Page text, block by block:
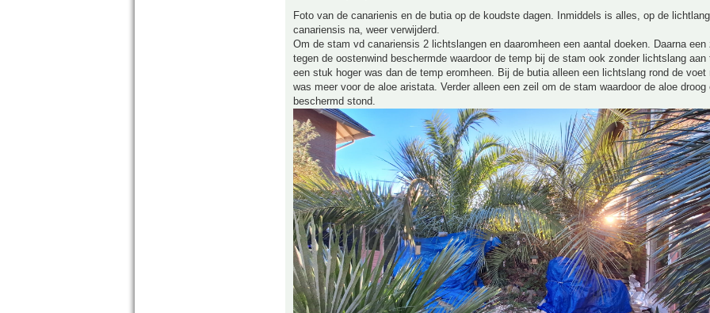
Foto van de canarienis en de butia op de koudste dagen. Inmiddels is alles, op de
canariensis na, weer verwijderd.
Om de stam vd canariensis 2 lichtslangen en daaromheen een aantal doeken. Daarna een
tegen de oostenwind beschermde waardoor de temp bij de stam ook zonder lichtslang
een stuk hoger was dan de temp eromheen. Bij de butia alleen een lichtslang rond de voet
was meer voor de aloe aristata. Verder alleen een zeil om de stam waardoor de aloe droog
beschermd stond.